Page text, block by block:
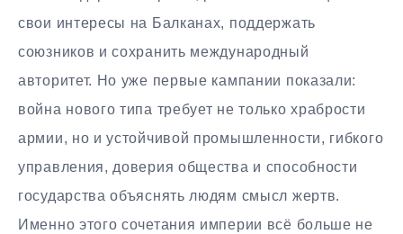
свои интересы на Балканах, поддержать
союзников и сохранить международный
авторитет. Но уже первые кампании показали:
война нового типа требует не только храбрости
армии, но и устойчивой промышленности, гибкого
управления, доверия общества и способности
государства объяснять людям смысл жертв.
Именно этого сочетания империи всё больше не